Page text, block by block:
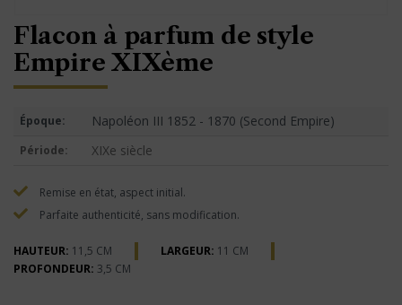
Flacon à parfum de style
Empire XIXème
Époque: Napoléon III 1852 - 1870 (Second Empire)
Période: XIXe siècle
Remise en état, aspect initial.
Parfaite authenticité, sans modification.
HAUTEUR: 11,5 CM LARGEUR: 11 CM
PROFONDEUR: 3,5 CM